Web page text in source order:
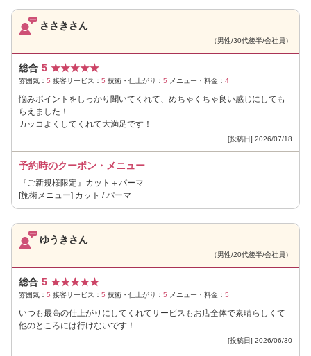
ささきさん
（男性/30代後半/会社員）
総合 5 ★★★★★
雰囲気： 5 接客サービス： 5 技術・仕上がり： 5 メニュー・料金： 4
悩みポイントをしっかり聞いてくれて、めちゃくちゃ良い感じにしても
らえました！
カッコよくしてくれて大満足です！
[投稿日] 2026/07/18
予約時のクーポン・メニュー
『ご新規様限定』カット＋パーマ
[施術メニュー] カット / パーマ
ゆうきさん
（男性/20代後半/会社員）
総合 5 ★★★★★
雰囲気： 5 接客サービス： 5 技術・仕上がり： 5 メニュー・料金： 5
いつも最高の仕上がりにしてくれてサービスもお店全体で素晴らしくて
他のところには行けないです！
[投稿日] 2026/06/30